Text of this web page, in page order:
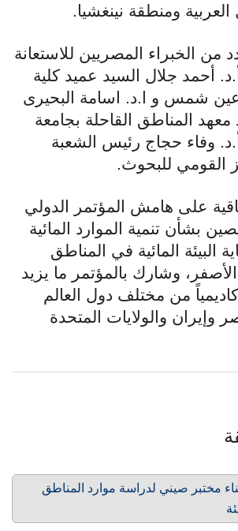
العربية ومنطقة نينغشيا.
من الخبراء المصريين للاستعانة
أ.د. أحمد جلال السيد عميد كلية
عين شمس و ا.د. اسامة البحيرى
المناطق القاحلة بجامعة
وفاء حجاج رئيس الشعبة
القومي للبحوث.
على هامش المؤتمر الدولي
بشأن تنمية الموارد المائية
البيئة المائية في المناطق
الأصفر، وشارك بالمؤتمر ما يزيد
وأكاديمياً من مختلف دول العالم
وإيران والولايات المتحدة
مختبر صيني لدراسة موارد المناطق